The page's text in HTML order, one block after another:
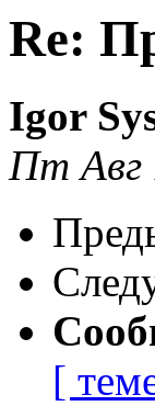
Re:
Igor
Пт Авг
[